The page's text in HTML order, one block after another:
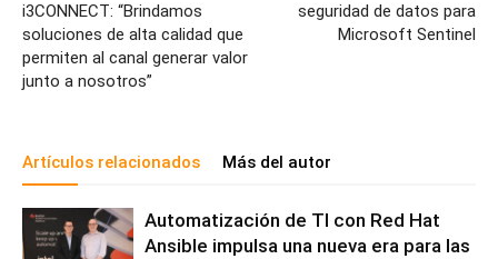
i3CONNECT: “Brindamos
soluciones de alta calidad que
permiten al canal generar valor
junto a nosotros”
seguridad de datos para
Microsoft Sentinel
Artículos relacionados Más del autor
Automatización de TI con Red Hat
Ansible impulsa una nueva era para las